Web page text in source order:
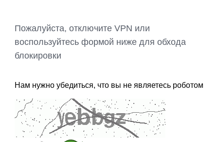
Пожалуйста, отключите VPN или
воспользуйтесь формой ниже для обхода
блокировки
Нам нужно убедиться, что вы не являетесь роботом